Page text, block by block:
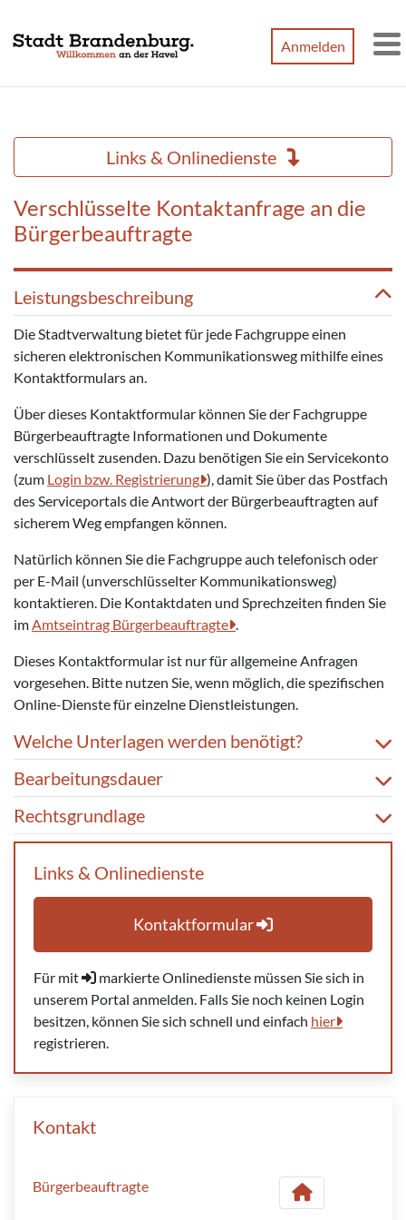
Anmelden
Links & Onlinedienste
Verschlüsselte Kontaktanfrage an die
Bürgerbeauftragte
Leistungsbeschreibung
Die Stadtverwaltung bietet für jede Fachgruppe einen
sicheren elektronischen Kommunikationsweg mithilfe eines
Kontaktformulars an.
Über dieses Kontaktformular können Sie der Fachgruppe
Bürgerbeauftragte Informationen und Dokumente
verschlüsselt zusenden. Dazu benötigen Sie ein Servicekonto
(zum Login bzw. Registrierung ), damit Sie über das Postfach
des Serviceportals die Antwort der Bürgerbeauftragten auf
sicherem Weg empfangen können.
Natürlich können Sie die Fachgruppe auch telefonisch oder
per E-Mail (unverschlüsselter Kommunikationsweg)
kontaktieren. Die Kontaktdaten und Sprechzeiten finden Sie
imAmtseintrag Bürgerbeauftragte .
Dieses Kontaktformular ist nur für allgemeine Anfragen
vorgesehen. Bitte nutzen Sie, wenn möglich, die spezifischen
Online-Dienste für einzelne Dienstleistungen.
Welche Unterlagen werden benötigt?
Bearbeitungsdauer
Rechtsgrundlage
Links & Onlinedienste
Kontaktformular
Für mit
markierte Onlinedienste müssen Sie sich in
unserem Portal anmelden. Falls Sie noch keinen Login
besitzen, können Sie sich schnell und einfach hier
registrieren.
Kontakt
Bürgerbeauftragte